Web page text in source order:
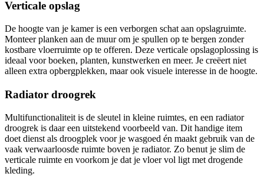
Verticale opslag
De hoogte van je kamer is een verborgen schat aan opslagruimte.
Monteer planken aan de muur om je spullen op te bergen zonder
kostbare vloerruimte op te offeren. Deze verticale opslagoplossing is
ideaal voor boeken, planten, kunstwerken en meer. Je creëert niet
alleen extra opbergplekken, maar ook visuele interesse in de hoogte.
Radiator droogrek
Multifunctionaliteit is de sleutel in kleine ruimtes, en een radiator
droogrek is daar een uitstekend voorbeeld van. Dit handige item
doet dienst als droogplek voor je wasgoed én maakt gebruik van de
vaak verwaarloosde ruimte boven je radiator. Zo benut je slim de
verticale ruimte en voorkom je dat je vloer vol ligt met drogende
kleding.